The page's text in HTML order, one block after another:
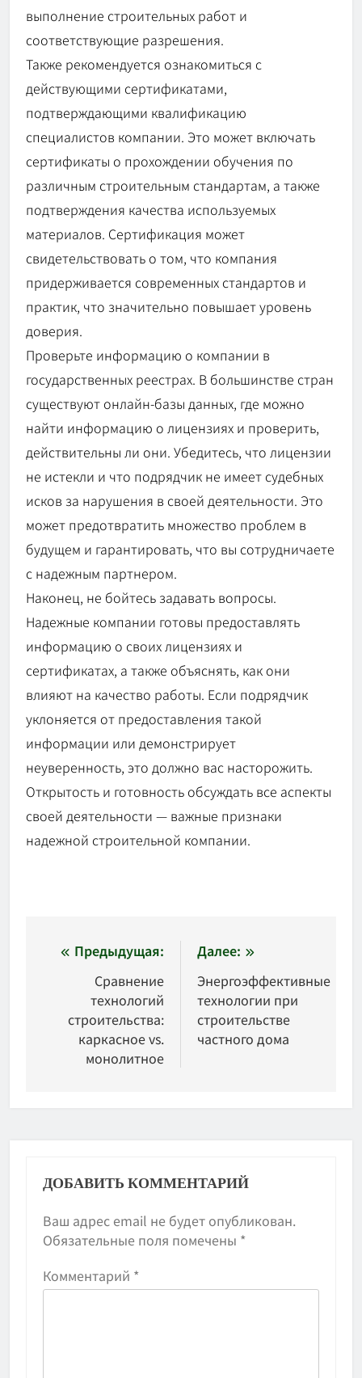
выполнение строительных работ и
соответствующие разрешения.
Также рекомендуется ознакомиться с
действующими сертификатами,
подтверждающими квалификацию
специалистов компании. Это может включать
сертификаты о прохождении обучения по
различным строительным стандартам, а также
подтверждения качества используемых
материалов. Сертификация может
свидетельствовать о том, что компания
придерживается современных стандартов и
практик, что значительно повышает уровень
доверия.
Проверьте информацию о компании в
государственных реестрах. В большинстве стран
существуют онлайн-базы данных, где можно
найти информацию о лицензиях и проверить,
действительны ли они. Убедитесь, что лицензии
не истекли и что подрядчик не имеет судебных
исков за нарушения в своей деятельности. Это
может предотвратить множество проблем в
будущем и гарантировать, что вы сотрудничаете
с надежным партнером.
Наконец, не бойтесь задавать вопросы.
Надежные компании готовы предоставлять
информацию о своих лицензиях и
сертификатах, а также объяснять, как они
влияют на качество работы. Если подрядчик
уклоняется от предоставления такой
информации или демонстрирует
неуверенность, это должно вас насторожить.
Открытость и готовность обсуждать все аспекты
своей деятельности — важные признаки
надежной строительной компании.
Навигация
записям
Предыдущая:
Сравнение
технологий
строительства:
каркасное vs.
монолитное
Далее:
Энергоэффективные
технологии при
строительстве
частного дома
ДОБАВИТЬ КОММЕНТАРИЙ
Ваш адрес email не будет опубликован.
Обязательные поля помечены *
Комментарий *